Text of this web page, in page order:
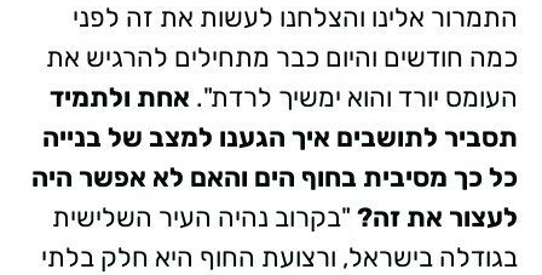
התמרור אלינו והצלחנו לעשות את זה לפני
כמה חודשים והיום כבר מתחילים להרגיש את
העומס יורד והוא ימשיך לרדת". אחת ולתמיד
תסביר לתושבים איך הגענו למצב של בנייה
כל כך מסיבית בחוף הים והאם לא אפשר היה
לעצור את זה? "בקרוב נהיה העיר השלישית
בגודלה בישראל, ורצועת החוף היא חלק בלתי